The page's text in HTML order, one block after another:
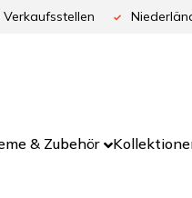
Verkaufsstellen
& Zubehör